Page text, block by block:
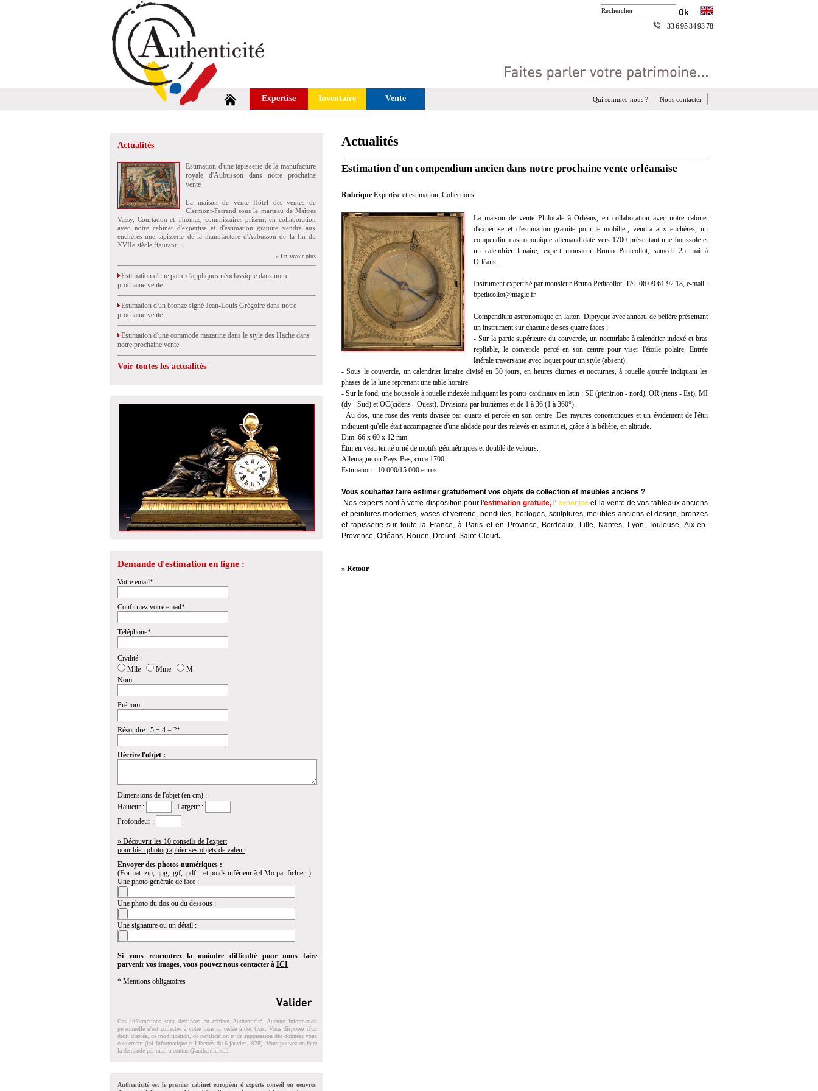
+33 6 95 34 93 78
Expertise Inventaire Vente Nous contacter
Qui sommes-nous ?
Actualités
Estimation d'une tapisserie de la manufacture
royale d'Aubusson dans notre prochaine
vente
La maison de vente Hôtel des ventes de
Clermont-Ferrand sous le marteau de Maîtres
Vassy, Courtadon et Thomas, commissaires priseur, en collaboration
avec notre cabinet d'expertise et d'estimation gratuite vendra aux
enchères une tapisserie de la manufacture d'Aubusson de la fin du
XVIIe siècle figurant...
» En savoir plus
Estimation d'une paire d'appliques néoclassique dans notre
prochaine vente
Estimation d'un bronze signé Jean-Louis Grégoire dans notre
prochaine vente
Estimation d'une commode mazarine dans le style des Hache dans
notre prochaine vente
Voir toutes les actualités
Demande d'estimation en ligne :
Votre email* :
Confirmez votre email* :
Téléphone* :
Civilité :
Mlle
Mme
M.
Nom :
Prénom :
Résoudre : 5 + 4 = ?*
Décrire l'objet :
Dimensions de l'objet (en cm) :
Hauteur :
Largeur :
Profondeur :
» Découvrir les 10 conseils de l'expert
pour bien photographier ses objets de valeur
Envoyer des photos numériques :
(Format .zip, .jpg, .gif, .pdf... et poids inférieur à 4 Mo par fichier. )
Une photo générale de face :
Une photo du dos ou du dessous :
Une signature ou un détail :
Si vous rencontrez la moindre difficulté pour nous faire
parvenir vos images, vous pouvez nous contacter à ICI
* Mentions obligatoires
Ces informations sont destinées au cabinet Authenticité. Aucune information
personnelle n'est collectée à votre insu ni cédée à des tiers. Vous disposez d'un
droit d'accés, de modification, de rectification et de suppression des données vous
concernant (loi Informatique et Libertés du 6 janvier 1978). Vous pouvez en faire
la demande par mail à contact@authenticite.fr.
Authenticité est le premier cabinet européen d'experts conseil en oeuvres
Actualités
Estimation d'un compendium ancien dans notre prochaine vente orléanaise
Rubrique Expertise et estimation, Collections
La maison de vente Philocale à Orléans, en collaboration avec notre cabinet
d'expertise et d'estimation gratuite pour le mobilier, vendra aux enchères, un
compendium astronomique allemand daté vers 1700 présentant une boussole et
un calendrier lunaire, expert monsieur Bruno Petitcollot, samedi 25 mai à
Orléans.
Instrument expertisé par monsieur Bruno Petitcollot, Tél. 06 09 61 92 18, e-mail :
bpetitcollot@magic.fr
Compendium astronomique en laiton. Diptyque avec anneau de bélière présentant
un instrument sur chacune de ses quatre faces :
- Sur la partie supérieure du couvercle, un nocturlabe à calendrier indexé et bras
repliable, le couvercle percé en son centre pour viser l'étoile polaire. Entrée
latérale traversante avec loquet pour un style (absent).
- Sous le couvercle, un calendrier lunaire divisé en 30 jours, en heures diurnes et nocturnes, à rouelle ajourée indiquant les
phases de la lune reprenant une table horaire.
- Sur le fond, une boussole à rouelle indexée indiquant les points cardinaux en latin : SE (ptentrion - nord), OR (riens - Est), MI
(dy - Sud) et OC(cidens - Ouest). Divisions par huitièmes et de 1 à 36 (1 à 360°).
- Au dos, une rose des vents divisée par quarts et percée en son centre. Des rayures concentriques et un évidement de l'étui
indiquent qu'elle était accompagnée d'une alidade pour des relevés en azimut et, grâce à la bélière, en altitude.
Dim. 66 x 60 x 12 mm.
Étui en veau teinté orné de motifs géométriques et doublé de velours.
Allemagne ou Pays-Bas, circa 1700
Estimation : 10 000/15 000 euros
Vous souhaitez faire estimer gratuitement vos objets de collection et meubles anciens ?
Nos experts sont à votre disposition pour l'estimation gratuite, l'expertise et la vente de vos tableaux anciens
et peintures modernes, vases et verrerie, pendules, horloges, sculptures, meubles anciens et design, bronzes
et tapisserie sur toute la France, à Paris et en Province, Bordeaux, Lille, Nantes, Lyon, Toulouse, Aix-en-
Provence, Orléans, Rouen, Drouot, Saint-Cloud.
» Retour